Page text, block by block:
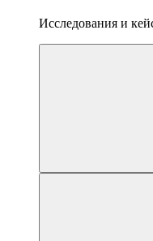
Исследования и